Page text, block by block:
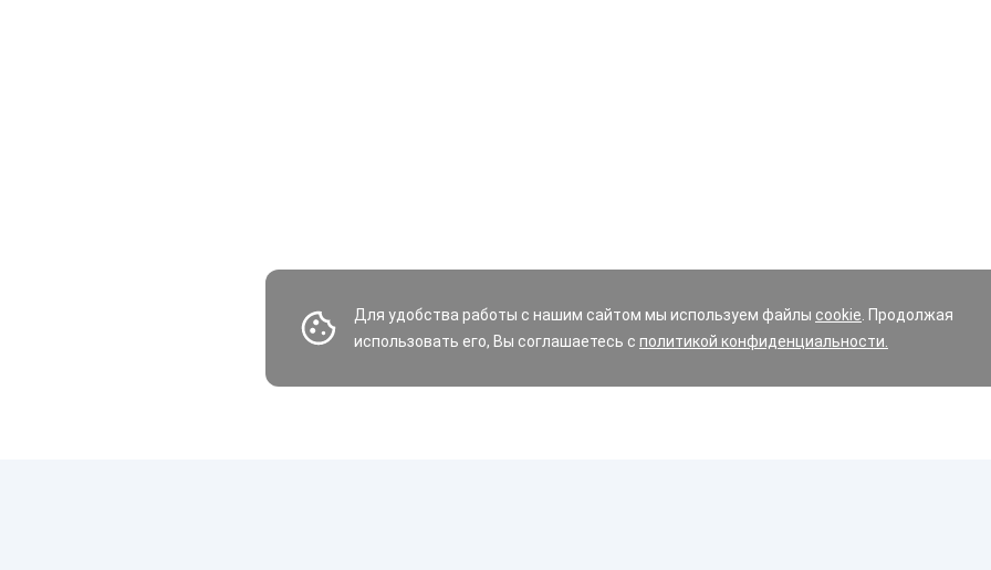
Для удобства работы с нашим сайтом мы используем файлы cookie . Продолжая
использовать его, Вы соглашаетесь с политикой конфиденциальности.